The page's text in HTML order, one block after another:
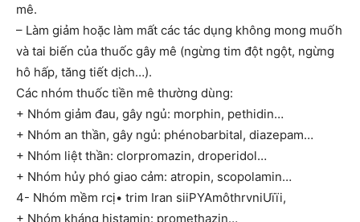
mê.
– Làm giảm hoặc làm mất các tác dụng không mong muốh
và tai biến của thuốc gây mê (ngừng tim đột ngột, ngừng
hô hấp, tăng tiết dịch…).
Các nhóm thuốc tiền mê thường dùng:
+ Nhóm giảm đau, gây ngủ: morphin, pethidin…
+ Nhóm an thần, gây ngủ: phénobarbital, diazepam…
+ Nhóm liệt thần: clorpromazin, droperidol…
+ Nhóm hủy phó giao cảm: atropin, scopolamin…
4- Nhóm mềm rcị• trim Iran siiPYAmôthrvniUïïi,
+ Nhóm kháng histamin: promethazin…